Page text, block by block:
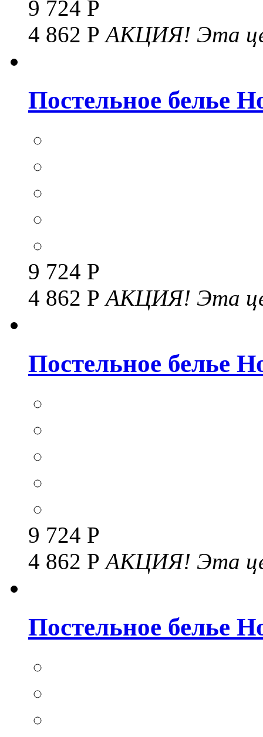
9 724 Р
4 862 РАКЦИЯ! Эта
Постельное белье
9 724 Р
4 862 РАКЦИЯ! Эта
Постельное белье
9 724 Р
4 862 РАКЦИЯ! Эта
Постельное белье